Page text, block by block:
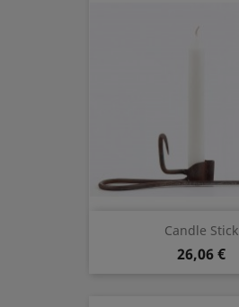
Candle Stick
26,06 €